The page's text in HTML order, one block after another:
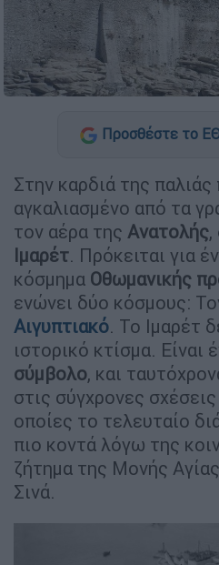
Προσθέστε το
Στην καρδιά της
αγκαλιασμένο από τα
τον αέρα της Ανατολής,
Ιμαρέτ. Πρόκειται για
κόσμημα Οθωμανικής
ενώνει δύο κόσμους:
Αιγυπτιακό. Το Ιμαρέτ
ιστορικό κτίσμα. Είναι
σύμβολο, και
στις σύγχρονες
οποίες το τελευταίο
πιο κοντά λόγω της
ζήτημα της Μονής
Σινά.